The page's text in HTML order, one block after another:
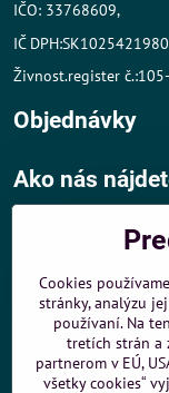
IČO: 33768609,
IČ DPH:SK1025421980
Živnost.register
Objednávky
Ako nás
- v tesnej blízkosti
- dobré parkovacie
MHD:
- 200 m od zastávky
- 250 m od zastávky
Cookies
stránky, analýzu
používaní. Na
tretích strán a
partnerom v EÚ,
všetky cookies“